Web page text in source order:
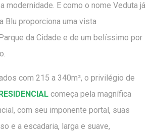
modernidade. E como o nome Veduta já
Blu proporciona uma vista
da Cidade e de um belíssimo por
com 215 a 340m², o privilégio de
começa pela magnífica
com seu imponente portal, suas
e a escadaria, larga e suave,